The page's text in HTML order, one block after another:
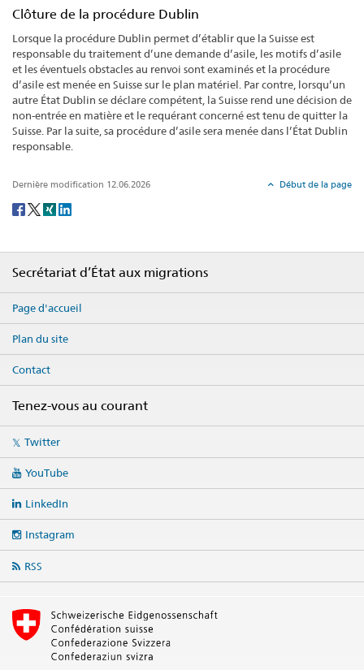
Clôture de la procédure Dublin
Lorsque la procédure Dublin permet d’établir que la Suisse est
responsable du traitement d’une demande d’asile, les motifs d’asile
et les éventuels obstacles au renvoi sont examinés et la procédure
d’asile est menée en Suisse sur le plan matériel. Par contre, lorsqu’un
autre État Dublin se déclare compétent, la Suisse rend une décision de
non-entrée en matière et le requérant concerné est tenu de quitter la
Suisse. Par la suite, sa procédure d’asile sera menée dans l’État Dublin
responsable.
Dernière modification 12.06.2026 Début de la page
Social
Secrétariat d’État aux migrations
Page d'accueil
Plan du site
Contact
Tenez-vous au courant
mediaTwitter
YouTube
LinkedIn
Instagram
RSS